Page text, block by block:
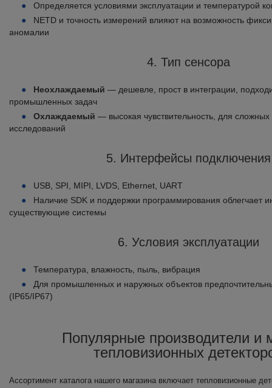
Определяется условиями эксплуатации и температурой
NETD и точность измерений влияют на возможность
аномалии
4. Тип сенсора
Неохлаждаемый — дешевле, прост в интеграции,
промышленных задач
Охлаждаемый — высокая чувствительность, для
исследований
5. Интерфейсы подключения
USB, SPI, MIPI, LVDS, Ethernet, UART
Наличие SDK и поддержки программирования облегчает
существующие системы
6. Условия эксплуатации
Температура, влажность, пыль, вибрация
Для промышленных и наружных объектов
(IP65/IP67)
Популярные производители и
тепловизионных
Ассортимент каталога нашего магазина включает тепловизионные